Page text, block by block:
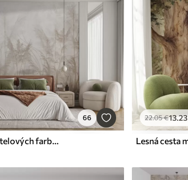
66
Vysoké rastliny v pastelových farbách
22.05€13.23